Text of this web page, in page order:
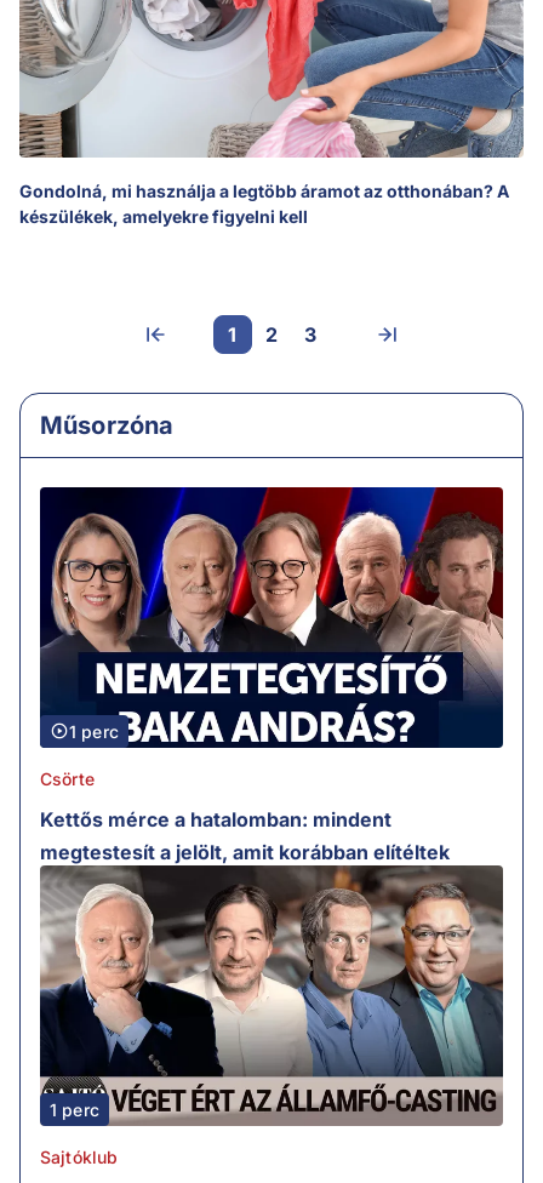
Gondolná, mi használja a legtöbb áramot az otthonában? A
készülékek, amelyekre figyelni kell
1 2 3
Műsorzóna
1 perc
Csörte
Kettős mérce a hatalomban: mindent
megtestesít a jelölt, amit korábban elítéltek
1 perc
Sajtóklub